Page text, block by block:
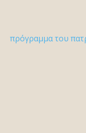
πρόγραμμα του